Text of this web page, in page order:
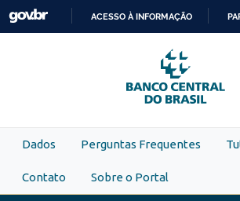
Skip to main content
PARA
O
CONTEÚDO
ACESSO À INFORMAÇÃO
Dados Perguntas Frequentes
Contato Sobre o Portal